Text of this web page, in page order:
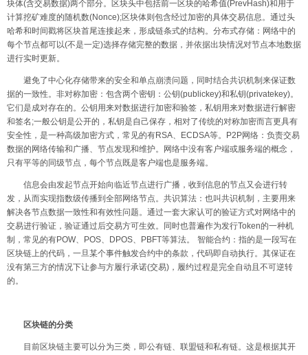
块体(含交易数据)两个部分。区块头中包括前一区块的哈希值(PrevHash)和用于
计算挖矿难度的随机数(Nonce);区块体则包含经过加密的具体交易信息。通过头
哈希和时间戳将区块首尾连接起来，形成链条式的结构。分布式存储：网络中的
每个节点都可以(不是一定)选择存储完整的数据，并依据出块情况对节点本地数据
进行实时更新。
避免了中心化存储带来的安全和单点崩溃问题，同时结合共识机制来保证数
据的一致性。非对称加密：包含两个密钥：公钥(publickey)和私钥(privatekey)。
它们是成对存在的。公钥用来对数据进行加密和验签，私钥用来对数据进行解密
和签名 ;一般公钥是公开的，私钥是自己保存，相对了传统的对称加密而言更具有
安全性，是一种高级加密方式，常见的有RSA、 ECDSA等。 P2P网络：负责交易
数据的网络传输和广播、节点发现和维护。网络中没有客户端或服务端的概念，
只有平等的同级节点，每个节点既是客户端也是服务端。
信息会由发起节点开始向临近节点进行广播，收到信息的节点又会进行转
发，从而实现指数级传播到全部网络节点。共识算法：也叫共识机制，主要用来
解决各节点数据一致性和有效性问题。通过一套大家认可的验证方式对网络中的
交易进行验证，验证通过后交易方可生效。同时也普遍作为发行Token的一种机
制，常见的有POW、 POS、 DPOS、 PBFT等算法。
智能合约：指的是一段写在
区块链上的代码，一旦某个事件触发合约中的条款，代码即自动执行。其保证在
没有第三方的情况下让参与方履行承诺(交易) ，履约过程是完全自动且不可逆转
的。
区块链的分类
目前区块链主要可以分为三类，即公有链、联盟链和私有链。这是根据其开